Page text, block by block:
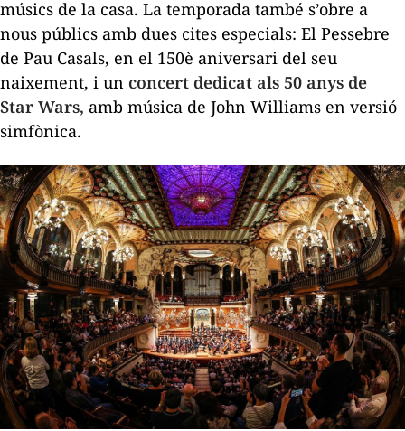
músics de la casa. La temporada també s’obre a
nous públics amb dues cites especials: El Pessebre
de Pau Casals, en el 150è aniversari del seu
naixement, i un concert dedicat als 50 anys de
Star Wars, amb música de John Williams en versió
simfònica.